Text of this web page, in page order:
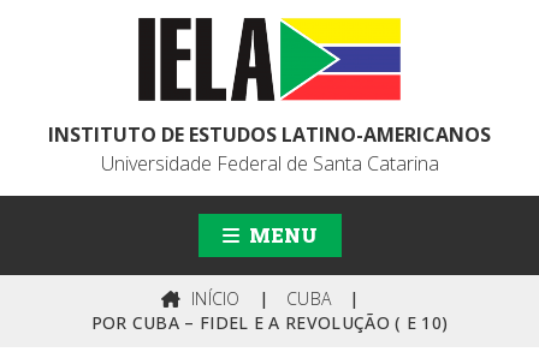
INSTITUTO DE ESTUDOS LATINO-AMERICANOS
Universidade Federal de Santa Catarina
MENU
INÍCIO | CUBA
|
POR CUBA – FIDEL E A REVOLUÇÃO ( E 10)